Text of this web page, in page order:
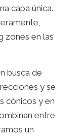
capa única.
zones en las
busca de
y se
cónicos y en
entre
un